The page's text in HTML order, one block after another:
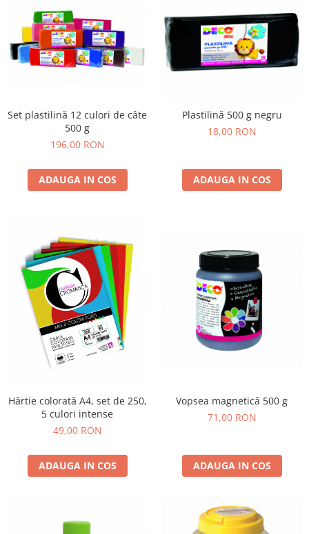
Set plastilină 12 culori de câte
500 g
196,00 RON
ADAUGA IN COS
Plastilină 500 g negru
18,00 RON
ADAUGA IN COS
Hârtie colorată A4, set de 250,
5 culori intense
49,00 RON
ADAUGA IN COS
Vopsea magnetică 500 g
71,00 RON
ADAUGA IN COS